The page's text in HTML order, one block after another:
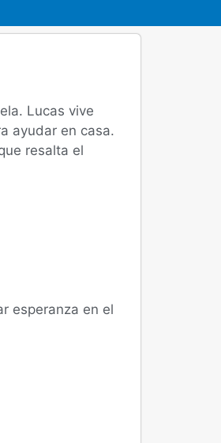
Lucas vive
ayudar en casa.
resalta el
esperanza en el